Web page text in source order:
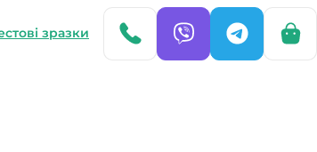
зразки